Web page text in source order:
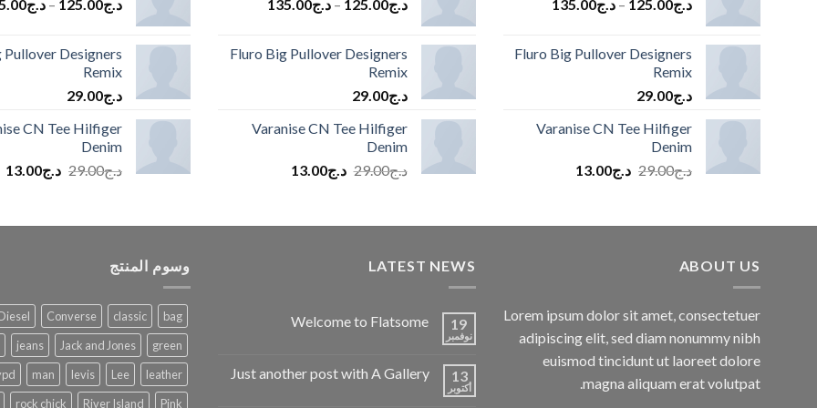
د.ج125.00
– د.ج135.00
Fluro Big Pullover Designers
Remix
د.ج29.00
Varanise CN Tee Hilfiger
Denim
د.ج29.00 السعر
د.ج29.00.
د.ج13.00السعر
د.ج13.00.
د.ج125.00
–د.ج135.00
Fluro Big Pullover Designers
Remix
د.ج29.00
Varanise CN Tee Hilfiger
Denim
د.ج29.00 السعر
د.ج29.00.
د.ج13.00
د.ج13.00.
د.ج125.00
– د.ج
Pullover Designers
Remix
د.ج29.00
CN Tee Hilfiger
Denim
د.ج29.00 السعر
د.ج29.00.
د.ج13.00
ABOUT US
Lorem ipsum dolor sit amet, consectetuer
adipiscing elit, sed diam nonummy nibh
euismod tincidunt ut laoreet dolore
magna aliquam erat volutpat.
LATEST NEWS
19
نوفمبر
Welcome to Flatsome
13
أكتوبر
Just another post with A Gallery
وسوم المنتج
bag
classic
Converse
green
Jack and Jones
jeans
leather
Lee
levis
man
Pink
River Island
rock chick